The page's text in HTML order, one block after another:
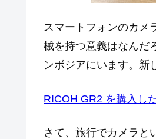
スマートフォンのカメ
械を持つ意義はなんだ
ンボジアにいます。
RICOH GR2 を購入し
さて、旅行でカメラと